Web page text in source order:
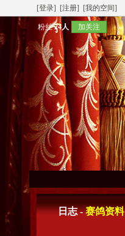
[登录] [注册] [我的空间]
粉丝24人 加关注
日志 -赛鸽资料